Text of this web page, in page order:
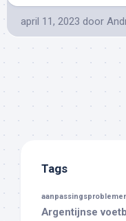
april 11, 2023 door
Tags
Argentijnse